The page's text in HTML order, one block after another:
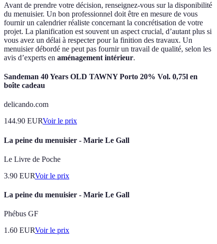
Avant de prendre votre décision, renseignez-vous sur la disponibilité
du menuisier. Un bon professionnel doit être en mesure de vous
fournir un calendrier réaliste concernant la concrétisation de votre
projet. La planification est souvent un aspect crucial, d’autant plus si
vous avez un délai à respecter pour la finition des travaux. Un
menuisier débordé ne peut pas fournir un travail de qualité, selon les
avis d’experts en aménagement intérieur.
Sandeman 40 Years OLD TAWNY Porto 20% Vol. 0,75l en
boîte cadeau
delicando.com
144.90 EURVoir le prix
La peine du menuisier - Marie Le Gall
Le Livre de Poche
3.90 EURVoir le prix
La peine du menuisier - Marie Le Gall
Phébus GF
1.60 EURVoir le prix